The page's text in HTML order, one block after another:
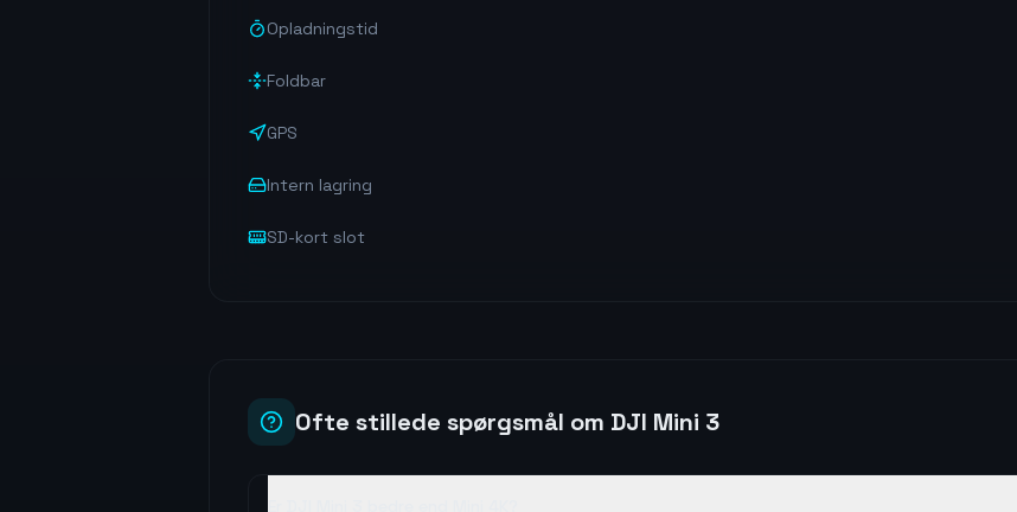
Opladningstid
Foldbar
GPS
Intern lagring
SD-kort slot
Ofte stillede spørgsmål om DJI Mini 3